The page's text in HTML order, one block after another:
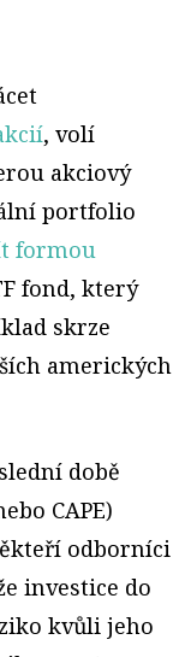
, volí
akciový
portfolio
formou
fond, který
skrze
amerických
době
CAPE)
odborníci
investice do
kvůli jeho